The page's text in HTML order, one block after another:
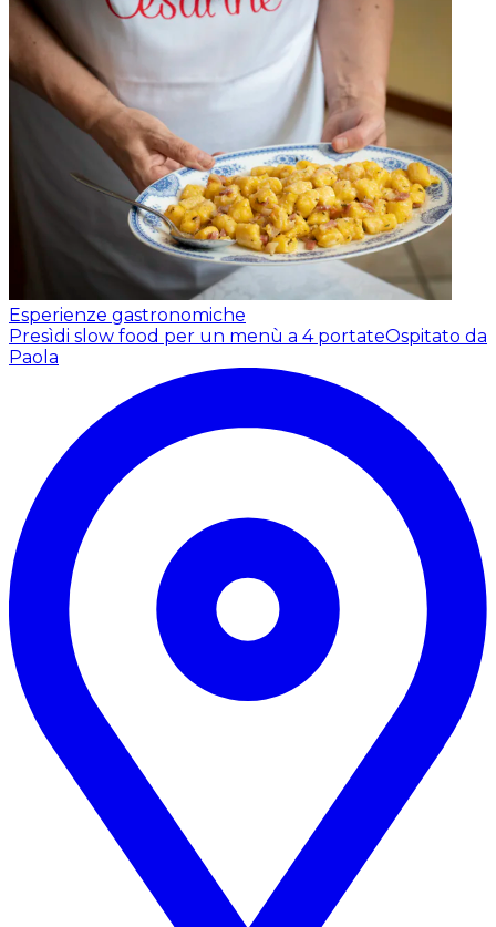
Esperienze gastronomiche
Presìdi slow food per un menù a 4 portateOspitato da
Paola